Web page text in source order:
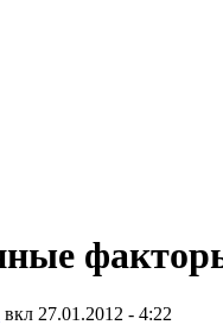
вкл 27.01.2012 - 4:22